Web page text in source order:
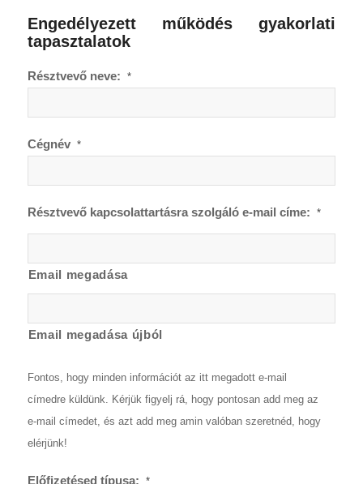
Engedélyezett működés gyakorlati
tapasztalatok
Résztvevő neve: *
Cégnév *
Résztvevő kapcsolattartásra szolgáló e-mail címe: *
Email megadása
Email megadása újból
Fontos, hogy minden információt az itt megadott e-mail
címedre küldünk. Kérjük figyelj rá, hogy pontosan add meg az
e-mail címedet, és azt add meg amin valóban szeretnéd, hogy
elérjünk!
Előfizetésed típusa: *